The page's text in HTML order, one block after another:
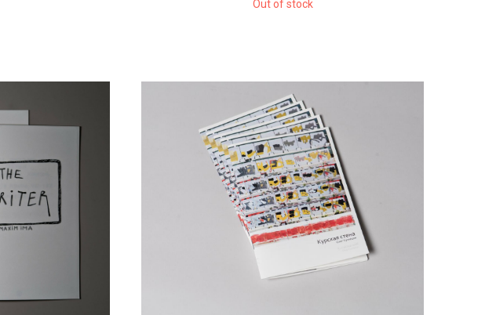
Out of stock